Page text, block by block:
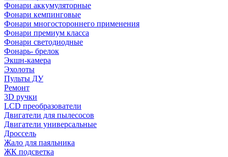
Фонари аккумуляторные
Фонари кемпинговые
Фонари многостороннего применения
Фонари премиум класса
Фонари светодиодные
Фонарь- брелок
Экшн-камера
Эхолоты
Пульты ДУ
Ремонт
3D ручки
LCD преобразователи
Двигатели для пылесосов
Двигатели универсальные
Дроссель
Жало для паяльника
ЖК подсветка